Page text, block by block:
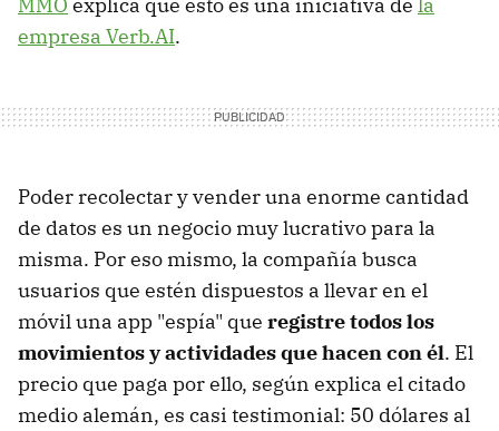
empresa Verb.AI.
Poder recolectar y vender una enorme cantidad
de datos es un negocio muy lucrativo para la
misma. Por eso mismo, la compañía busca
usuarios que estén dispuestos a llevar en el
móvil una app "espía" que registre todos los
movimientos y actividades que hacen con él. El
precio que paga por ello, según explica el citado
medio alemán, es casi testimonial: 50 dólares al